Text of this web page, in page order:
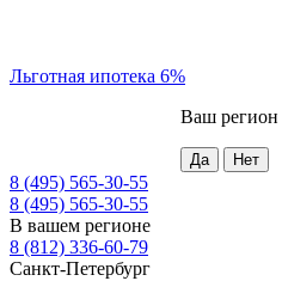
Льготная ипотека 6%
Ваш регион
8 (495) 565-30-55
8 (495) 565-30-55
В вашем регионе
8 (812) 336-60-79
Санкт-Петербург